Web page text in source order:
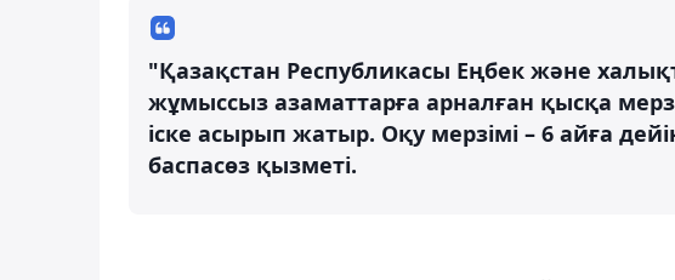
"Қазақстан Республикасы Еңбек және
жұмыссыз азаматтарға арналған қысқа
іске асырып жатыр. Оқу мерзімі – 6 айға
баспасөз қызметі.